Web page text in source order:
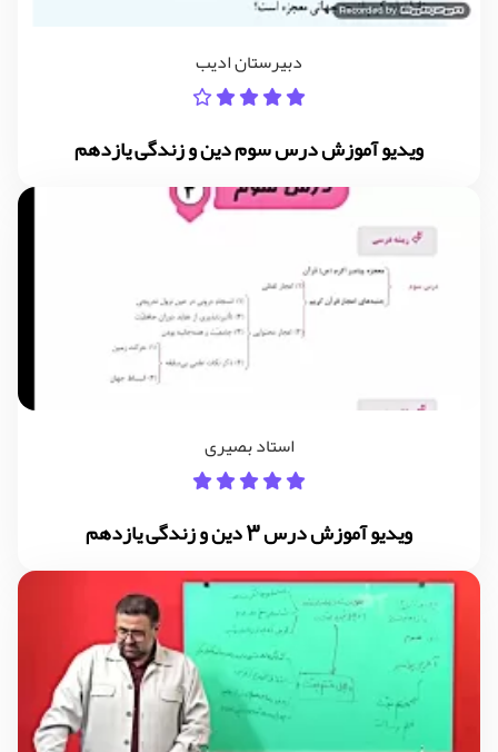
دبیرستان ادیب
ویدیو آموزش درس سوم دین و زندگی یازدهم
استاد بصیری
ویدیو آموزش درس 3 دین و زندگی یازدهم